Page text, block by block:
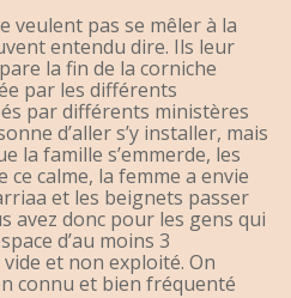
veulent pas se mêler à la
entendu dire. Ils leur
la fin de la corniche
par les différents
par différents ministères
d’aller s’y installer, mais
la famille s’emmerde, les
calme, la femme a envie
et les beignets passer
avez donc pour les gens qui
d’au moins 3
et non exploité. On
connu et bien fréquenté